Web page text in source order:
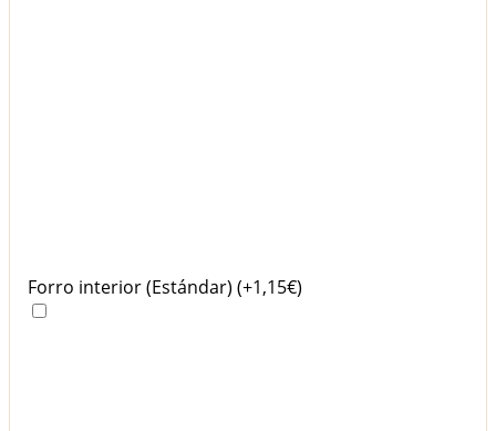
Forro interior (Estándar) (+1,15€)